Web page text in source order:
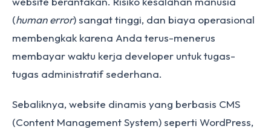
(human error) sangat tinggi, dan biaya operasional
membengkak karena Anda terus-menerus
membayar waktu kerja developer untuk tugas-
tugas administratif sederhana.
Sebaliknya, website dinamis yang berbasis CMS
(Content Management System) seperti WordPress,